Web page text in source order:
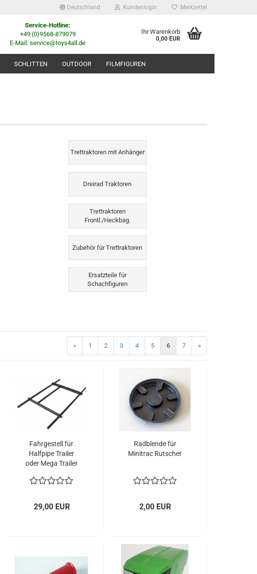
Deutschland Kundenlogin Merkzettel
Service-Hotline:
+49 (0)9568-879079
E-Mail: service@toys4all.de
Ihr Warenkorb
0,00 EUR
SCHLITTEN OUTDOOR FILMFIGUREN
Trettraktoren mit Anhänger
Dreirad Traktoren
Trettraktoren
Frontl./Heckbag.
Zubehör für Trettraktoren
Ersatzteile für
Schachfiguren
« 1 2 3 4 5 6 7 »
Fahrgestell für
Halfpipe Trailer
oder Mega Trailer
29,00 EUR
Radblende für
Minitrac Rutscher
2,00 EUR